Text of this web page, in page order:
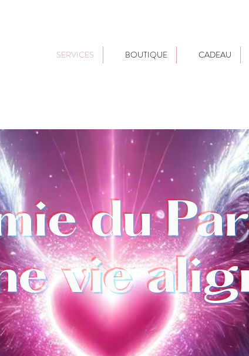
SERVICES BOUTIQUE CADEAU
du
vie